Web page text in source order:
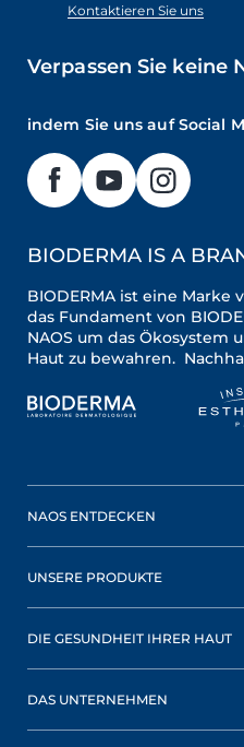
Kontaktieren Sie uns
Verpassen Sie keine
indem Sie uns auf Social
BIODERMA IS A
BIODERMA ist eine Marke
das Fundament von
NAOS um das Ökosystem
Haut zu bewahren.
NAOS ENTDECKEN
UNSERE PRODUKTE
DIE GESUNDHEIT IHRER HAUT
DAS UNTERNEHMEN